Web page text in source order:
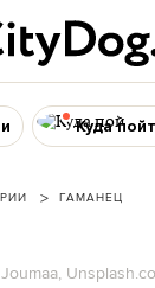
Куда
ГАМАНЕЦ